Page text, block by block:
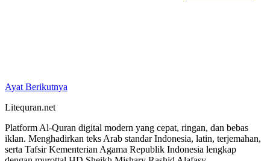
Ayat Berikutnya
Litequran.net
Platform Al-Quran digital modern yang cepat, ringan, dan bebas
iklan. Menghadirkan teks Arab standar Indonesia, latin, terjemahan,
serta Tafsir Kementerian Agama Republik Indonesia lengkap